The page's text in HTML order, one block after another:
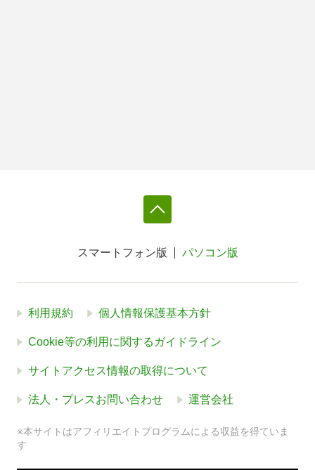
スマートフォン版 パソコン版
利用規約 個人情報保護基本方針
Cookie等の利用に関するガイドライン
サイトアクセス情報の取得について
法人・プレスお問い合わせ 運営会社
※本サイトはアフィリエイトプログラムによる収益を得ていま
す